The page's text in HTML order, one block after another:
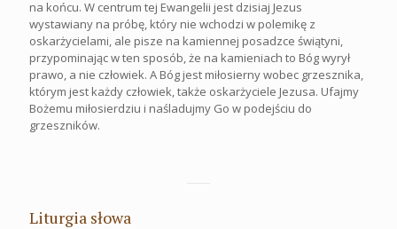
na końcu. W centrum tej Ewangelii jest dzisiaj Jezus
wystawiany na próbę, który nie wchodzi w polemikę z
oskarżycielami, ale pisze na kamiennej posadzce świątyni,
przypominając w ten sposób, że na kamieniach to Bóg wyrył
prawo, a nie człowiek. A Bóg jest miłosierny wobec grzesznika,
którym jest każdy człowiek, także oskarżyciele Jezusa. Ufajmy
Bożemu miłosierdziu i naśladujmy Go w podejściu do
grzeszników.
Liturgia słowa